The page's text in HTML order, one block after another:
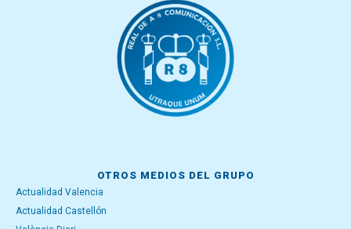
OTROS MEDIOS DEL GRUPO
Actualidad Valencia
Actualidad Castellón